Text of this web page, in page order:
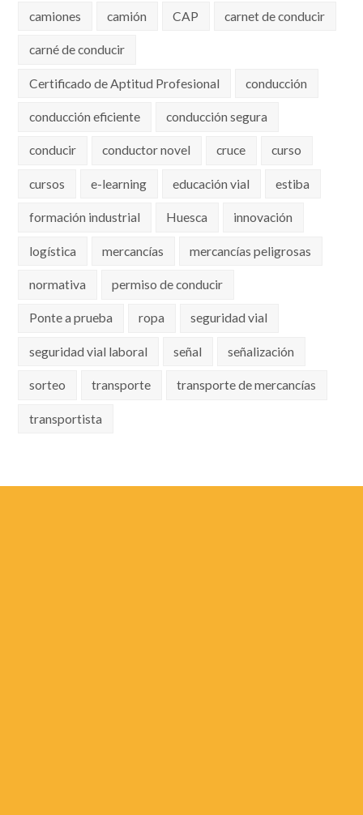
camiones camión CAP carnet de conducir
carné de conducir
Certificado de Aptitud Profesional conducción
conducción eficiente conducción segura
conducir conductor novel cruce curso
cursos e-learning educación vial estiba
formación industrial Huesca innovación
logística mercancías mercancías peligrosas
normativa permiso de conducir
Ponte a prueba ropa seguridad vial
seguridad vial laboral señal señalización
sorteo transporte transporte de mercancías
transportista